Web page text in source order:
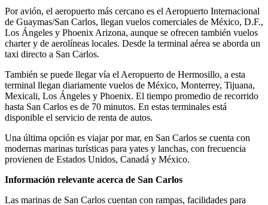
Por avión, el aeropuerto más cercano es el Aeropuerto Internacional
de Guaymas/San Carlos, llegan vuelos comerciales de México, D.F.,
Los Ángeles y Phoenix Arizona, aunque se ofrecen también vuelos
charter y de aerolíneas locales. Desde la terminal aérea se aborda un
taxi directo a San Carlos.
También se puede llegar vía el Aeropuerto de Hermosillo, a esta
terminal llegan diariamente vuelos de México, Monterrey, Tijuana,
Mexicali, Los Ángeles y Phoenix. El tiempo promedio de recorrido
hasta San Carlos es de 70 minutos. En estas terminales está
disponible el servicio de renta de autos.
Una última opción es viajar por mar, en San Carlos se cuenta con
modernas marinas turísticas para yates y lanchas, con frecuencia
provienen de Estados Unidos, Canadá y México.
Información relevante acerca de San Carlos
Las marinas de San Carlos cuentan con rampas, facilidades para